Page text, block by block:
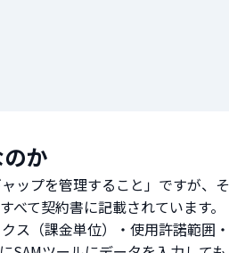
か
ップを管理すること」ですが
て契約書に記載されています。
ス（課金単位）・使用許諾範囲